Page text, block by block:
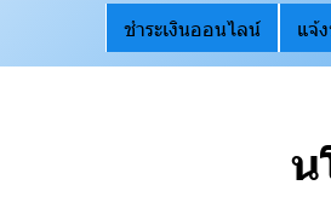
ชำระเงินออนไลน์
แจ้
น